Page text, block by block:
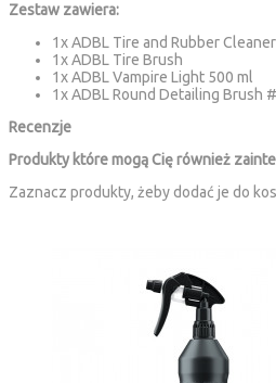
Zestaw zawiera:
1x ADBL Tire and Rubber
1x ADBL Tire Brush
1x ADBL Vampire Light 500 ml
1x ADBL Round Detailing Brush
Recenzje
Produkty które mogą Cię również
Zaznacz produkty, żeby dodać je do